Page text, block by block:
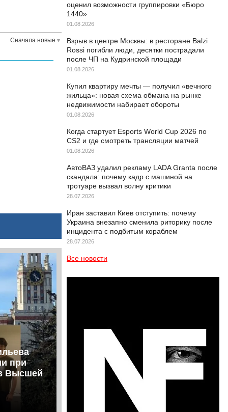
Сначала новые
при
Высшей
оценил возможности группировки «Бюро
1440»
01.08.2026
Взрыв в центре Москвы: в ресторане Balzi
Rossi погибли люди, десятки пострадали
после ЧП на Кудринской площади
01.08.2026
Купил квартиру мечты — получил «вечного
жильца»: новая схема обмана на рынке
недвижимости набирает обороты
01.08.2026
Когда стартует Esports World Cup 2026 по
CS2 и где смотреть трансляции матчей
01.08.2026
АвтоВАЗ удалил рекламу LADA Granta после
скандала: почему кадр с машиной на
тротуаре вызвал волну критики
28.07.2026
Иран заставил Киев отступить: почему
Украина внезапно сменила риторику после
инцидента с подбитым кораблем
28.07.2026
Все новости